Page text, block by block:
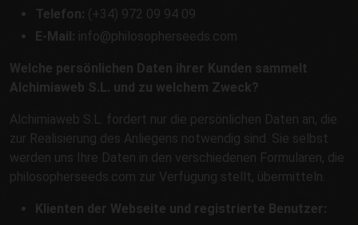
Telefon: (+34) 972 09 94 09
E-Mail: info@philosopherseeds.com
Welche persönlichen Daten ihrer Kunden sammelt
Alchimiaweb S.L. und zu welchem Zweck?
Alchimiaweb S.L. fordert nur die persönlichen Daten an, die
zur Realisierung des Anliegens notwendig sind. Sie selbst
werden uns Ihre Daten in den verschiedenen Formularen, die
philosopherseeds.com zur Verfügung stellt, übermitteln.
Klienten der Webseite und registrierte Benutzer: